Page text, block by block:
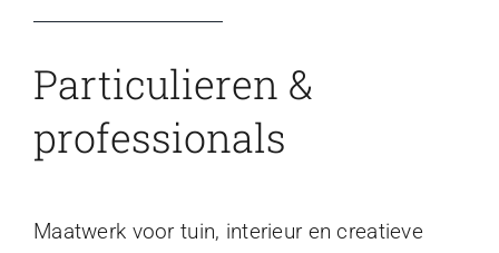
Particulieren &
professionals
Maatwerk voor tuin, interieur en creatieve